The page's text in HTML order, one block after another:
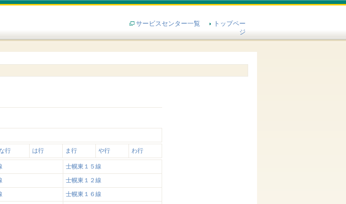
サービスセンター一覧
トップペー
ジ
な行 は行 ま行 や行 わ行
士幌東１５線
士幌東１２線
士幌東１６線